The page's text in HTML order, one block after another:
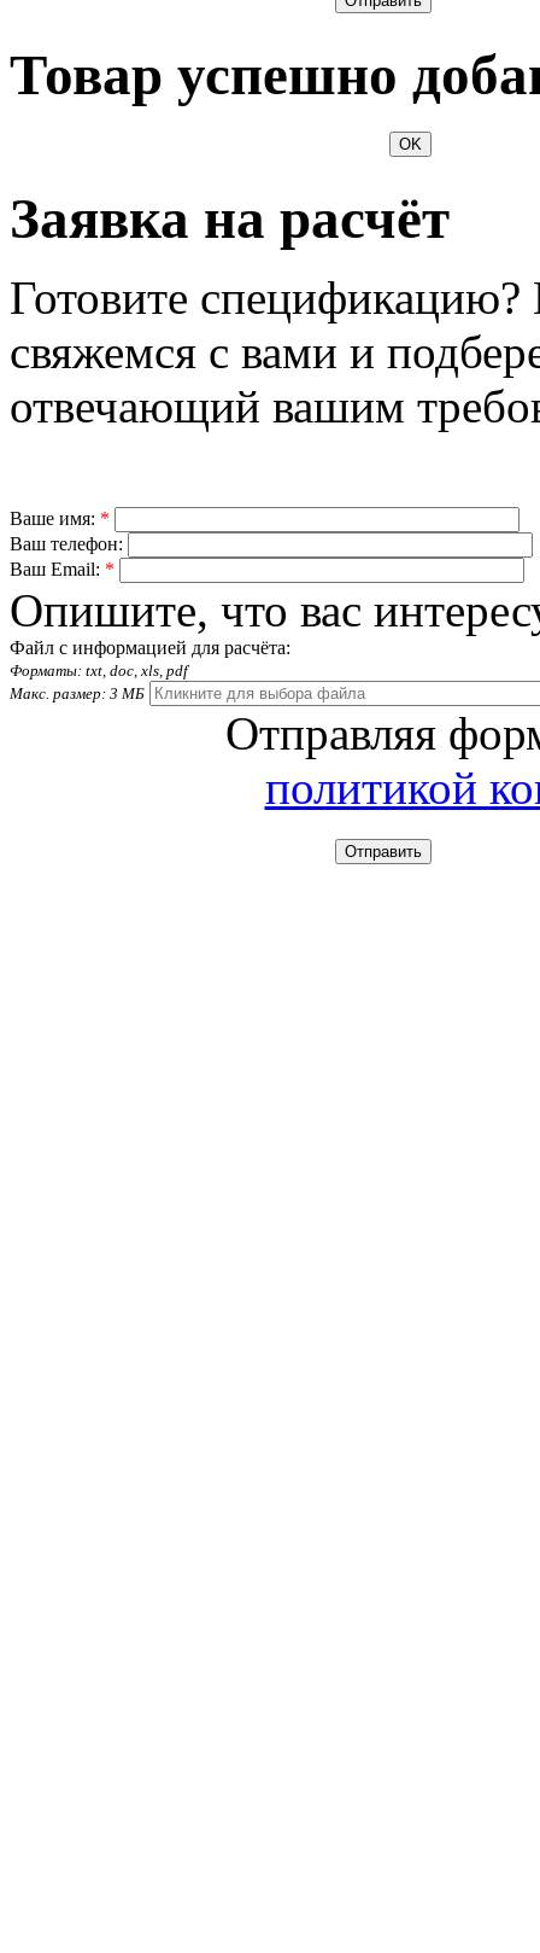
Товар успешно
OK
Заявка на расчёт
Готовите
свяжемся с вами и
отвечающий вашим
Ваше имя: *
Ваш телефон:
Ваш Email: *
Опишите, что вас
Файл с информацией для расчёта:
Форматы: txt, doc, xls, pdf
Макс. размер: 3 МБ
Отправляя
политикой
Отправить